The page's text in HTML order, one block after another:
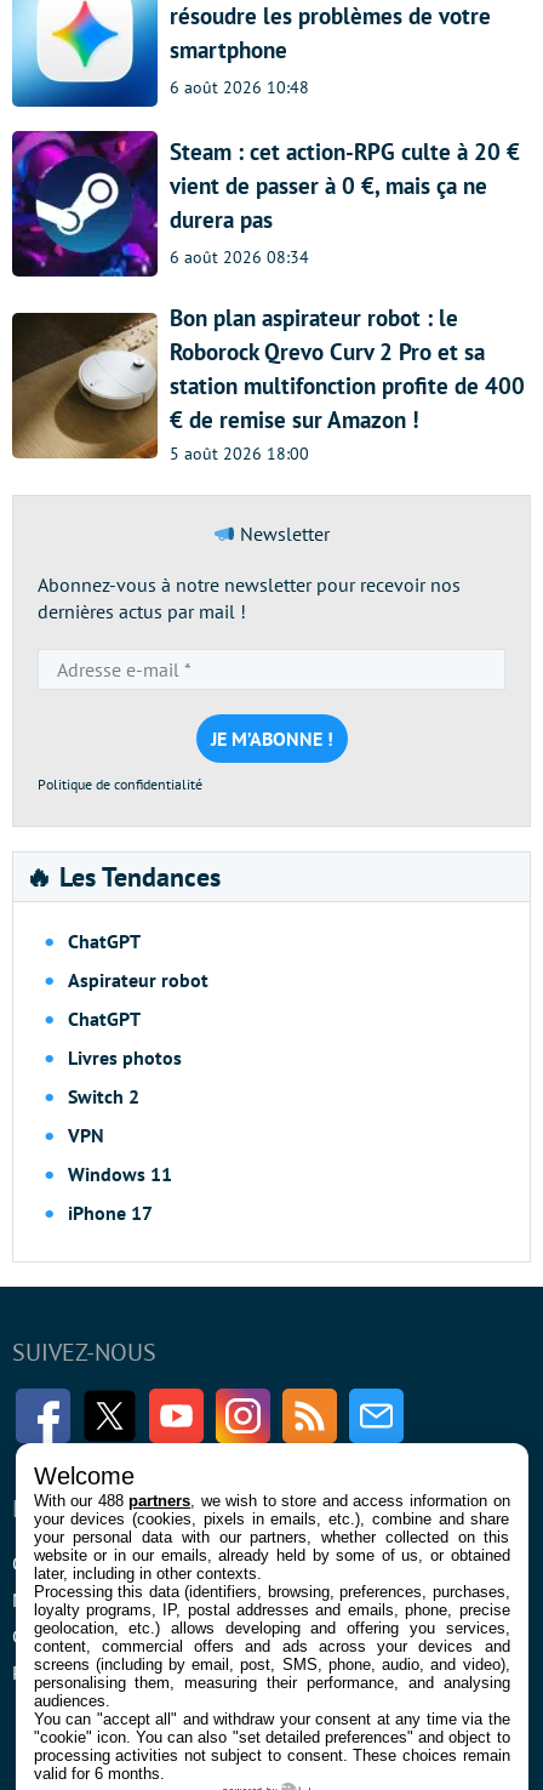
résoudre les problèmes de votre
smartphone
6 août 2026 10:48
Steam : cet action-RPG culte à 20 €
vient de passer à 0 €, mais ça ne
durera pas
6 août 2026 08:34
Bon plan aspirateur robot : le
Roborock Qrevo Curv 2 Pro et sa
station multifonction profite de 400
€ de remise sur Amazon !
5 août 2026 18:00
Newsletter
Abonnez-vous à notre newsletter pour recevoir nos
dernières actus par mail !
e-
mail
*
Politique de confidentialité
🔥 Les Tendances
ChatGPT
Aspirateur robot
ChatGPT
Livres photos
Switch 2
VPN
Windows 11
iPhone 17
SUIVEZ-NOUS
FacebookTwitter Youtube InstagramRSS Newsletter
ENTREPRISE
Qui sommes nous
Mentions légales et CGU
Confidentialité et Cookies
Préférences cookies
À PROPOS
La rédaction
Contact
Welcome
With our 488partners , we wish to store and access information on
your devices (cookies, pixels in emails, etc.), combine and share
your personal data with our partners, whether collected on this
website or in our emails, already held by some of us, or obtained
later, including in other contexts.
Processing this data (identifiers, browsing, preferences, purchases,
loyalty programs, IP, postal addresses and emails, phone, precise
geolocation, etc.) allows developing and offering you services,
content, commercial offers and ads across your devices and
screens (including by email, post, SMS, phone, audio, and video),
personalising them, measuring their performance, and analysing
audiences.
You can "accept all" and withdraw your consent at any time via the
"cookie" icon. You can also "set detailed preferences" and object to
processing activities not subject to consent. These choices remain
valid for 6 months.